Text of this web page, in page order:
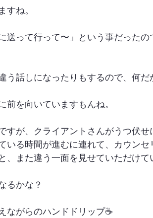
すね。
送って行って〜」という事だった
う話しになったりもするので、何だ
前を向いていますもんね。
すが、クライアントさんがうつ伏
いる時間が進むに連れて、カウン
、また違う一面を見せていただけて
るかな？
ながらのハンドドリップ☕️